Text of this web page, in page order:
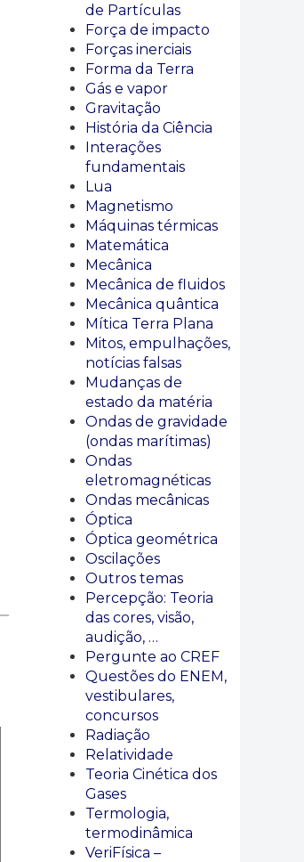
de Partículas
Força de impacto
Forças inerciais
Forma da Terra
Gás e vapor
Gravitação
História da Ciência
Interações
fundamentais
Lua
Magnetismo
Máquinas térmicas
Matemática
Mecânica
Mecânica de fluidos
Mecânica quântica
Mítica Terra Plana
Mitos, empulhações,
notícias falsas
Mudanças de
estado da matéria
Ondas de gravidade
(ondas marítimas)
Ondas
eletromagnéticas
Ondas mecânicas
Óptica
Óptica geométrica
Oscilações
Outros temas
Percepção: Teoria
das cores, visão,
audição, …
Pergunte ao CREF
Questões do ENEM,
vestibulares,
concursos
Radiação
Relatividade
Teoria Cinética dos
Gases
Termologia,
termodinâmica
VeriFísica –